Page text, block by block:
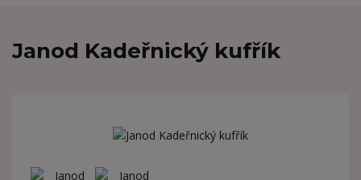
Janod Kadeřnický kufřík